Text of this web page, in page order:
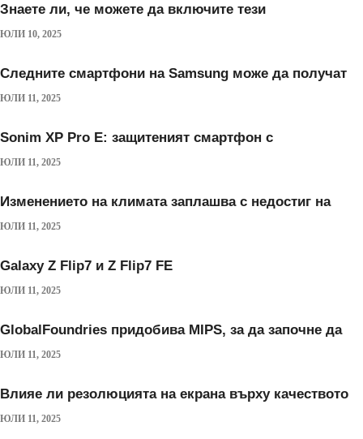
Знаете ли, че можете да включите тези
ЮЛИ 10, 2025
Следните смартфони на Samsung може да получат
ЮЛИ 11, 2025
Sonim XP Pro E: защитеният смартфон с
ЮЛИ 11, 2025
Изменението на климата заплашва с недостиг на
ЮЛИ 11, 2025
Galaxy Z Flip7 и Z Flip7 FE
ЮЛИ 11, 2025
GlobalFoundries придобива MIPS, за да започне да
ЮЛИ 11, 2025
Влияе ли резолюцията на екрана върху качеството
ЮЛИ 11, 2025